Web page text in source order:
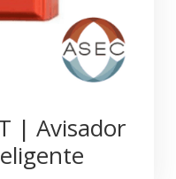
| Avisador